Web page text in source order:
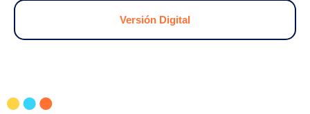
Versión Digital